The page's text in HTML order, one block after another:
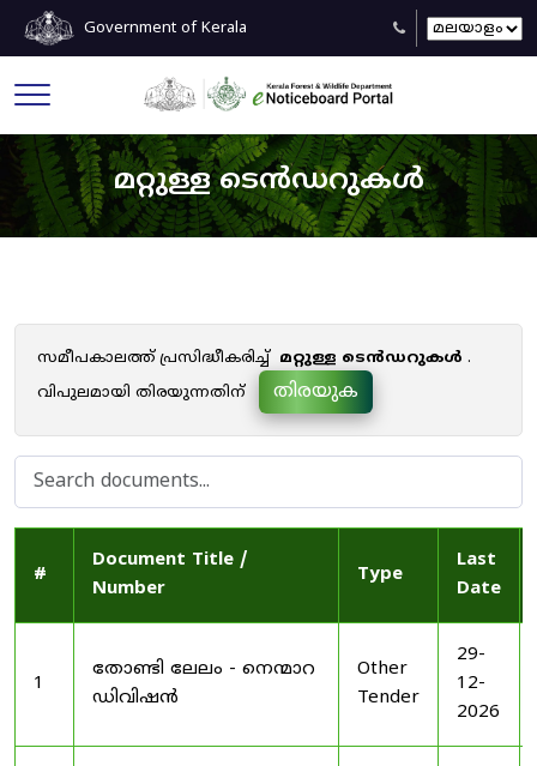
Government of Kerala
മറ്റുള്ള ടെൻഡറുകൾ
സമീപകാലത്ത് പ്രസിദ്ധീകരിച്ച് മറ്റുള്ള ടെൻഡറുകൾ .
വിപുലമായി തിരയുന്നതിന്
തിരയുക
#
Document Title /
Number
Type
Last
Date
1
തോണ്ടി ലേലം - നെന്മാറ
ഡിവിഷൻ
Other
Tender
29-
12-
2026